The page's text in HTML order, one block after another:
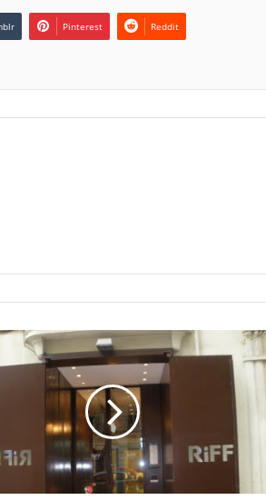
Pinterest Reddit